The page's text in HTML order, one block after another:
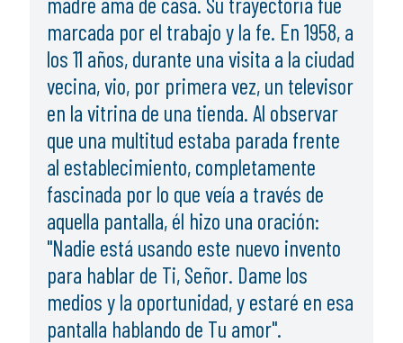
marcada por el trabajo y la fe. En 1958, a
los 11 años, durante una visita a la ciudad
vecina, vio, por primera vez, un televisor
en la vitrina de una tienda. Al observar
que una multitud estaba parada frente
al establecimiento, completamente
fascinada por lo que veía a través de
aquella pantalla, él hizo una oración:
"Nadie está usando este nuevo invento
para hablar de Ti, Señor. Dame los
medios y la oportunidad, y estaré en esa
pantalla hablando de Tu amor".